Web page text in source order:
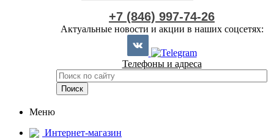
+7 (846) 997-74-26
Актуальные новости и акции в наших соцсетях:
Телефоны и адреса
Меню
Интернет-магазин